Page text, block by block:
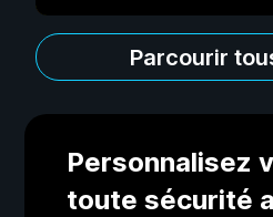
Parcourir
Personnalisez
toute sécurité